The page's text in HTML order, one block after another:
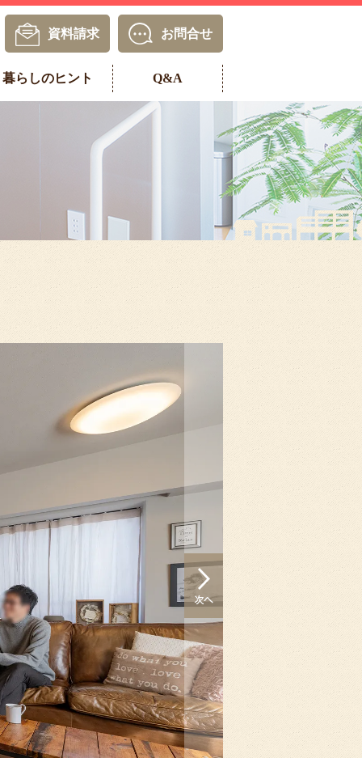
資料請求 お問合せ
暮らしのヒント Q&A